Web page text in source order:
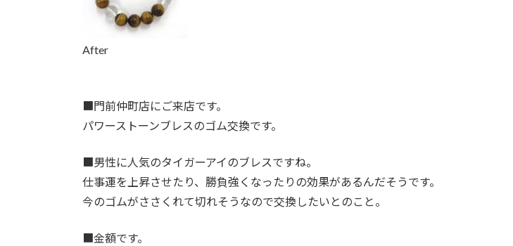
After
■門前仲町店にご来店です。
パワーストーンブレスのゴム交換です。
男性に人気のタイガーアイのブレスですね。
仕事運を上昇させたり、勝負強くなったりの効果があるんだそうです。
今のゴムがささくれて切れそうなので交換したいとのこと。
金額です。